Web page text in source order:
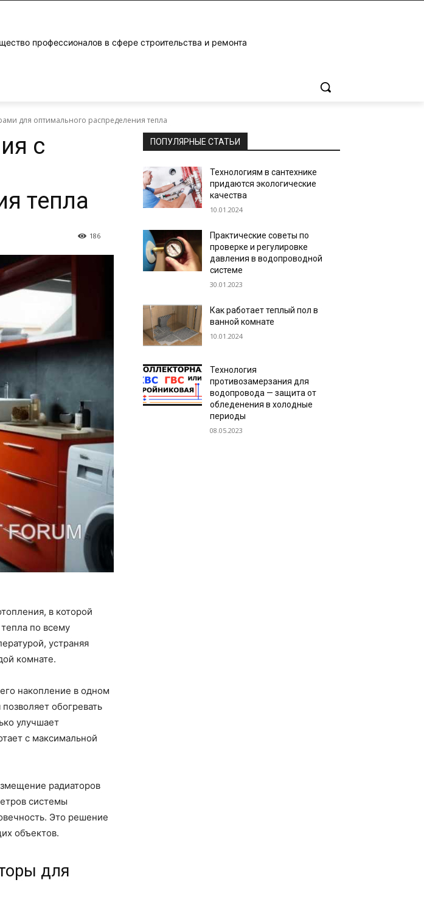
профессионалов в сфере строительства и ремонта
для оптимального распределения тепла
с
тепла
186
в которой
по всему
устраняя
комнате.
накопление в одном
обогревать
улучшает
с максимальной
радиаторов
системы
Это решение
объектов.
для
ПОПУЛЯРНЫЕ СТАТЬИ
Технологиям в сантехнике
придаются экологические
качества
10.01.2024
Практические советы по
проверке и регулировке
давления в водопроводной
системе
30.01.2023
Как работает теплый пол в
ванной комнате
10.01.2024
Технология
противозамерзания для
водопровода — защита от
обледенения в холодные
периоды
08.05.2023